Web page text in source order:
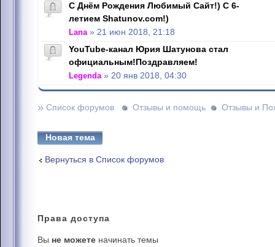
С Днём Рождения Любимый Сайт!) С 6-
летием Shatunov.com!)
Lana» 21 июн 2018, 21:18
YouTube-канал Юрия Шатунова стал
официальным!Поздравляем!
Legenda» 20 янв 2018, 04:30
» Список форумов Отзывы и помощь Отзывы и
Новая тема
Вернуться в Список форумов
Права доступа
Вы не можете начинать темы